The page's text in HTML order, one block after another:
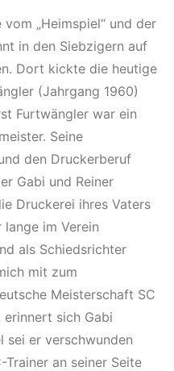
„Heimspiel“ und der
in den Siebzigern auf
Dort kickte die heutige
(Jahrgang 1960)
Furtwängler war ein
Seine
den Druckerberuf
Gabi und Reiner
Druckerei ihres Vaters
lange im Verein
als Schiedsrichter
mit zum
Meisterschaft SC
erinnert sich Gabi
sei er verschwunden
an seiner Seite